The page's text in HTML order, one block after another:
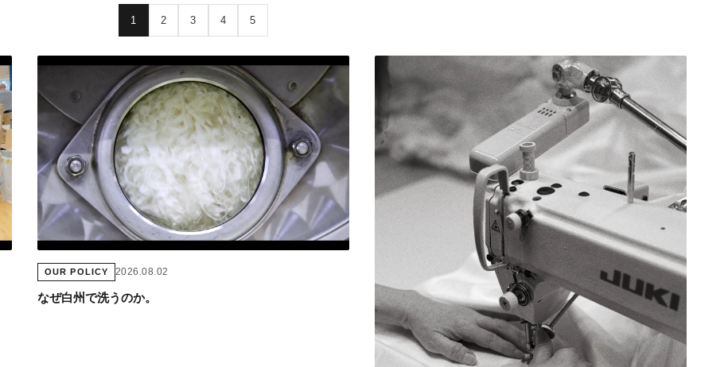
1 2 3 4 5
OUR POLICY 2026.08.02
なぜ白州で洗うのか。